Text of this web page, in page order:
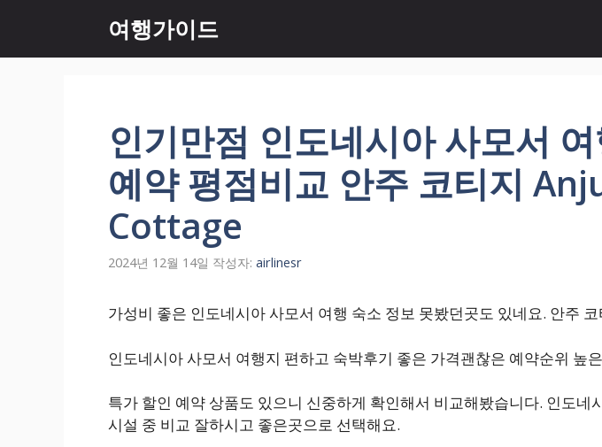
츠
여행가이드
인기만점 인도네시아 사모서
예약 평점비교 안주 코티지
Cottage
2024년 12월 14일 작성자: airlinesr
가성비 좋은 인도네시아 사모서 여행 숙소 정보 못봤던곳도 있네요. 안주
인도네시아 사모서 여행지 편하고 숙박후기 좋은 가격괜찮은 예약순위 높
특가 할인 예약 상품도 있으니 신중하게 확인해서 비교해봤습니다. 인도네
시설 중 비교 잘하시고 좋은곳으로 선택해요.